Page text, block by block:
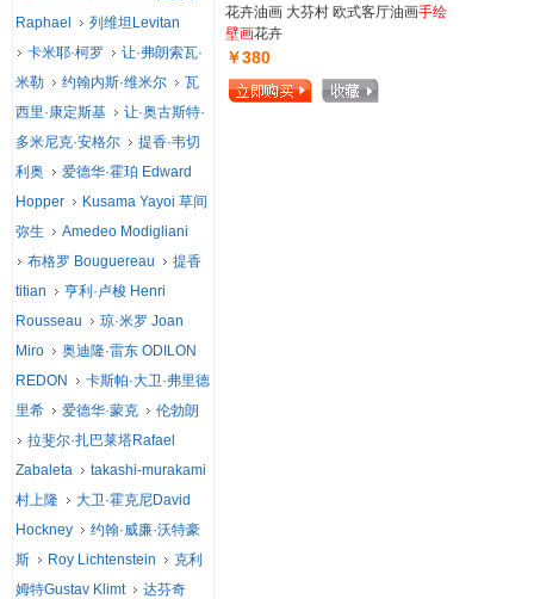
花卉油画 大芬村 欧式客厅油画手绘
壁画花卉
￥380
Raphael
列维坦Levitan
卡米耶·柯罗
让·弗朗索瓦·
米勒
约翰内斯·维米尔
瓦
西里·康定斯基
让·奥古斯特·
多米尼克·安格尔
提香·韦切
利奥
爱德华·霍珀 Edward
Hopper
Kusama Yayoi 草间
弥生
Amedeo Modigliani
布格罗 Bouguereau
提香
titian
亨利·卢梭 Henri
Rousseau
琼·米罗 Joan
Miro
奥迪隆·雷东 ODILON
REDON
卡斯帕·大卫·弗里德
里希
爱德华·蒙克
伦勃朗
拉斐尔·扎巴莱塔Rafael
Zabaleta
takashi-murakami
村上隆
大卫·霍克尼David
Hockney
约翰·威廉·沃特豪
斯
Roy Lichtenstein
克利
姆特Gustav Klimt
达芬奇